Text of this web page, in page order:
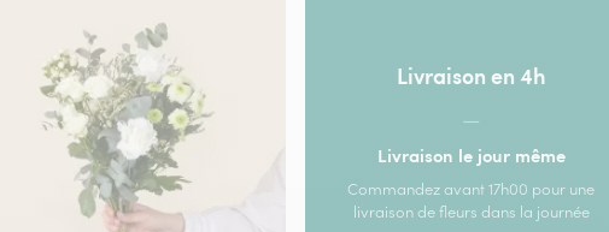
Livraison en 4h
—
Livraison le jour même
Commandez avant 17h00 pour une
livraison de fleurs dans la journée